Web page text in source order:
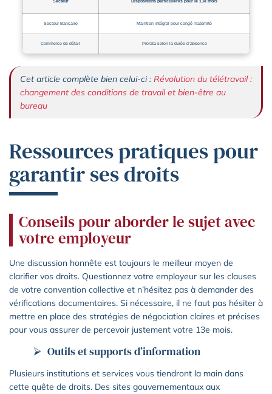
Secteur Dispositions particulières pour le 13e mois
Secteur Bancaire Maintien intégral pour congé maternité
Commerce de détail Prorata selon la durée d’absence
Cet article complète bien celui-ci : Révolution du télétravail :
changement des conditions de travail et bien-être au
bureau
Ressources pratiques pour
garantir ses droits
Conseils pour aborder le sujet avec
votre employeur
Une discussion honnête est toujours le meilleur moyen de
clarifier vos droits. Questionnez votre employeur sur les clauses
de votre convention collective et n’hésitez pas à demander des
vérifications documentaires. Si nécessaire, il ne faut pas hésiter à
mettre en place des stratégies de négociation claires et précises
pour vous assurer de percevoir justement votre 13e mois.
Outils et supports d’information
Plusieurs institutions et services vous tiendront la main dans
cette quête de droits. Des sites gouvernementaux aux